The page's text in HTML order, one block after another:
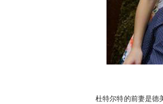
杜特尔特的前妻是德